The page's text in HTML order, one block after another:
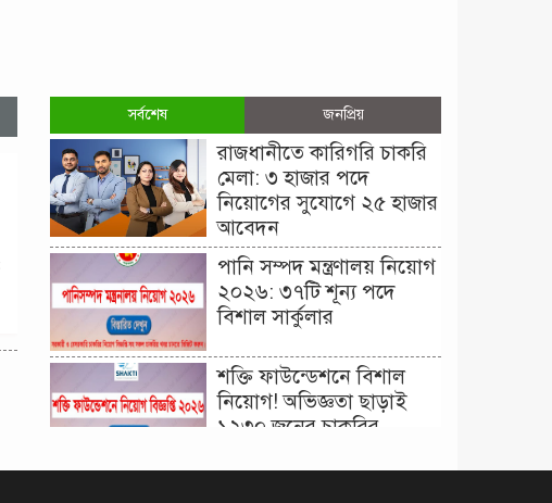
সর্বশেষ জনপ্রিয়
রাজধানীতে কারিগরি চাকরি
মেলা: ৩ হাজার পদে
নিয়োগের সুযোগে ২৫ হাজার
আবেদন
পানি সম্পদ মন্ত্রণালয় নিয়োগ
২০২৬: ৩৭টি শূন্য পদে
বিশাল সার্কুলার
শক্তি ফাউন্ডেশনে বিশাল
নিয়োগ! অভিজ্ঞতা ছাড়াই
১২৩০ জনের চাকরির